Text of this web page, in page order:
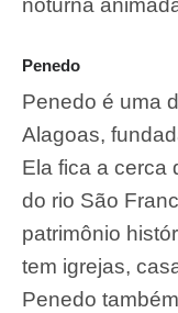
noturna
Penedo
Penedo é uma
Alagoas,
Ela fica a cerca
do rio São
patrimônio
tem igrejas,
Penedo